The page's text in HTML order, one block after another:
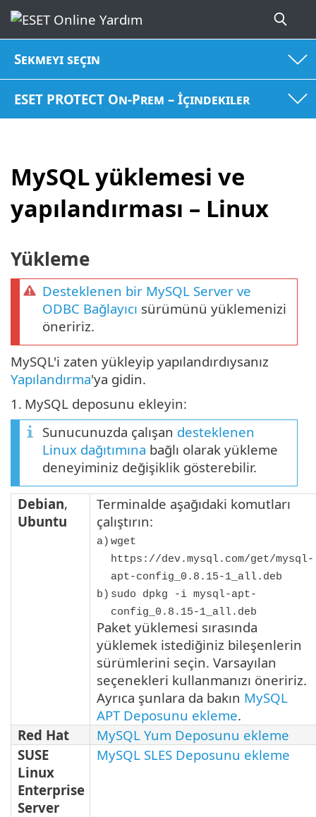
Sekmeyi seçin
ESET PROTECT On-Prem – İçindekiler
MySQL yüklemesi ve
yapılandırması – Linux
Yükleme
Desteklenen bir MySQL Server ve
ODBC Bağlayıcı sürümünü yüklemenizi
öneririz.
MySQL'i zaten yükleyip yapılandırdıysanız
Yapılandırma'ya gidin.
1. MySQL deposunu ekleyin:
Sunucunuzda çalışan desteklenen
Linux dağıtımına bağlı olarak yükleme
deneyiminiz değişiklik gösterebilir.
Debian,
Ubuntu
Terminalde aşağıdaki komutları
çalıştırın:
a) wget
https://dev.mysql.com/get/mysql-
apt-config_0.8.15-1_all.deb
b) sudo dpkg -i mysql-apt-
config_0.8.15-1_all.deb
Paket yüklemesi sırasında
yüklemek istediğiniz bileşenlerin
sürümlerini seçin. Varsayılan
seçenekleri kullanmanızı öneririz.
Ayrıca şunlara da bakın MySQL
APT Deposunu ekleme.
Red Hat
MySQL Yum Deposunu ekleme
SUSE
Linux
Enterprise
Server
MySQL SLES Deposunu ekleme